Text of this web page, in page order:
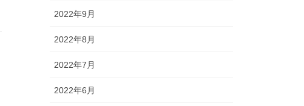
2022年9月
2022年8月
2022年7月
2022年6月